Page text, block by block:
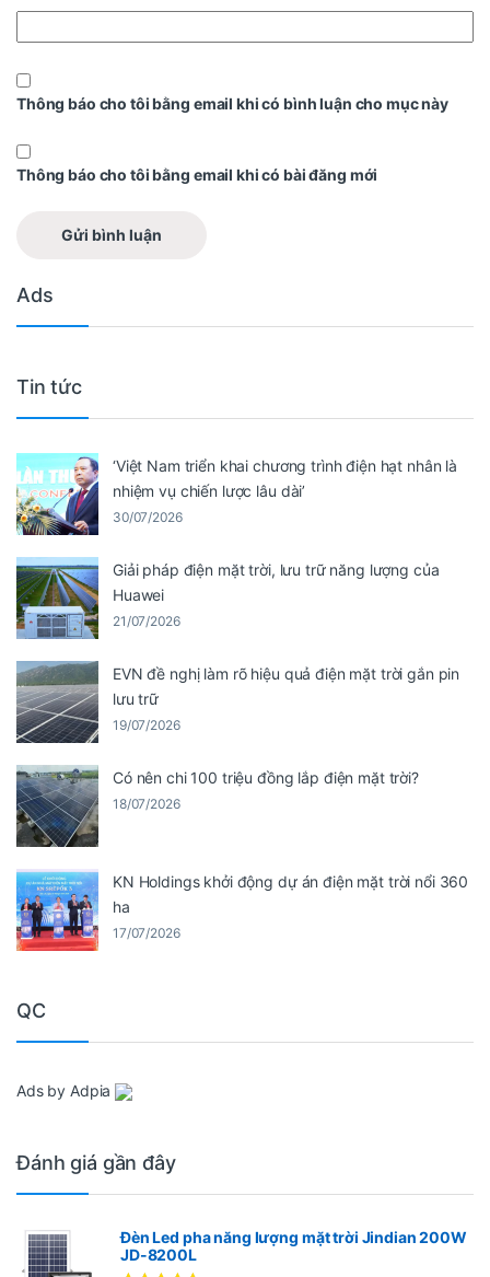
Thông báo cho tôi bằng email khi có bình luận cho mục này
Thông báo cho tôi bằng email khi có bài đăng mới
Ads
Tin tức
‘Việt Nam triển khai chương trình điện hạt nhân là
nhiệm vụ chiến lược lâu dài’
30/07/2026
Giải pháp điện mặt trời, lưu trữ năng lượng của
Huawei
21/07/2026
EVN đề nghị làm rõ hiệu quả điện mặt trời gắn pin
lưu trữ
19/07/2026
Có nên chi 100 triệu đồng lắp điện mặt trời?
18/07/2026
KN Holdings khởi động dự án điện mặt trời nổi 360
ha
17/07/2026
QC
Ads by Adpia
Đánh giá gần đây
Đèn Led pha năng lượng mặt trời Jindian 200W
JD-8200L